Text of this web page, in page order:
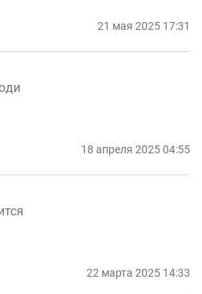
21 мая 2025 17:31
18 апреля 2025 04:55
22 марта 2025 14:33